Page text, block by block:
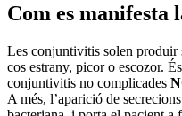
Com es manifesta
Les conjuntivitis solen produir
cos estrany, picor o escozor.
conjuntivitis no complicades
A més, l’aparició de